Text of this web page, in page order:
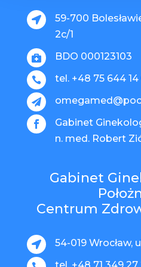

59-700
2c/1
 BDO 000123103
 tel. +48 75 644


Gabinet
n. med. Robert
Gabinet
Centrum
 54-019 Wrocław,